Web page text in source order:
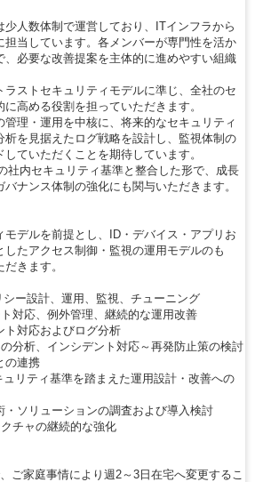
少人数体制で運営しており、ITインフラから
担当しています。各メンバーが専門性を活か
、必要な改善提案を主体的に進めやすい組織
ストセキュリティモデルに準じ、全社のセ
高める役割を担っていただきます。
理・運用を中核に、将来的なセキュリティ
析を見据えたログ戦略を設計し、監視体制の
ていただくことを期待しています。
社内セキュリティ基準と整合した形で、成長
ナンス体制の強化にも関与いただきます。
デルを前提とし、ID・デバイス・アプリお
たアクセス制御・監視の運用モデルのも
きます。
シー設計、運用、監視、チューニング
対応、例外管理、継続的な運用改善
ト対応およびログ分析
分析、インシデント対応～再発防止策の検討
の連携
リティ基準を踏まえた運用設計・改善への
・ソリューションの調査および導入検討
チャの継続的な強化
ご家庭事情により週2～3日在宅へ変更するこ